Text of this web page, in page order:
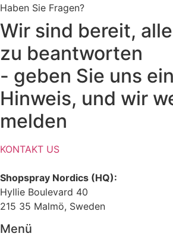
Haben Sie Fragen?
Wir sind bereit,
zu beantworten
- geben Sie uns
Hinweis, und wir
melden
KONTAKT US
Shopspray Nordics (HQ):
Hyllie Boulevard 40
215 35 Malmö, Sweden
Menü